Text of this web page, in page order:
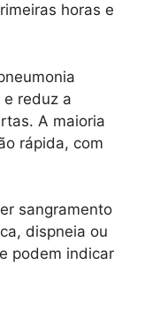
horas e
reduz a
A maioria
rápida, com
sangramento
dispneia ou
podem indicar